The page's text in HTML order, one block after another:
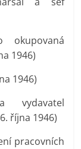
1946)
1946)
října 1946)
pracovních